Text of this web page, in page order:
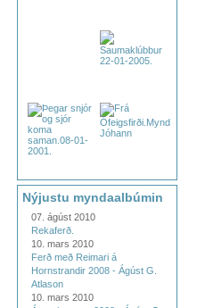
Nýjustu myndaalbúmin
07. ágúst 2010
Rekaferð.
10. mars 2010
Ferð með Reimari á
Hornstrandir 2008 - Ágúst G.
Atlason
10. mars 2010